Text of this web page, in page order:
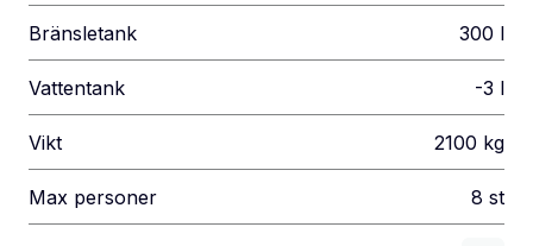
Bränsletank 300 l
Vattentank -3 l
Vikt 2100 kg
Max personer 8 st